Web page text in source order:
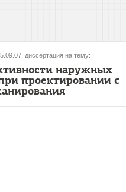
диссертация на тему:
наружных
проектировании с